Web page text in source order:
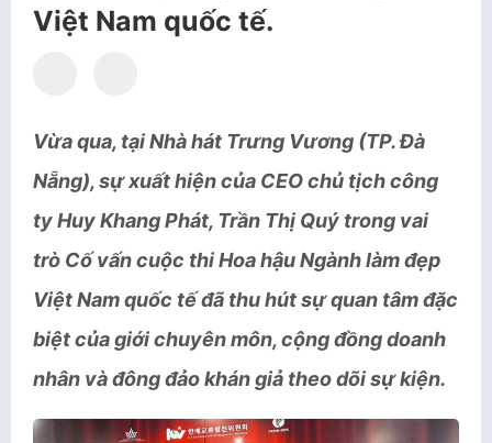
Việt Nam quốc tế.
Vừa qua, tại Nhà hát Trưng Vương (TP. Đà
Nẵng), sự xuất hiện của CEO chủ tịch công
ty Huy Khang Phát, Trần Thị Quý trong vai
trò Cố vấn cuộc thi Hoa hậu Ngành làm đẹp
Việt Nam quốc tế đã thu hút sự quan tâm đặc
biệt của giới chuyên môn, cộng đồng doanh
nhân và đông đảo khán giả theo dõi sự kiện.